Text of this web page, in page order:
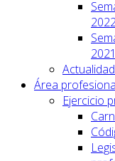
2021
Área
Ejercicio